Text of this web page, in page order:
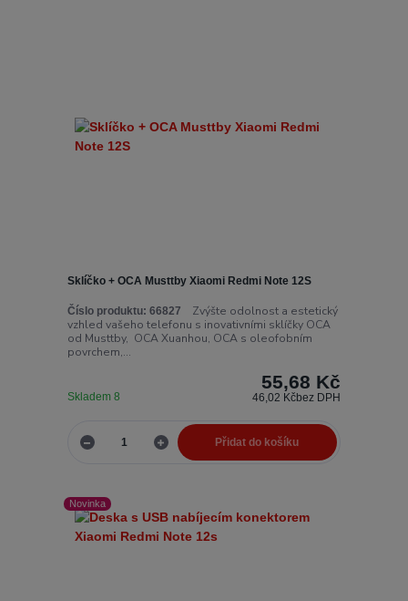
Sklíčko + OCA Musttby Xiaomi Redmi Note 12S
Číslo produktu: 66827
Zvýšte odolnost a estetický
vzhled vašeho telefonu s inovativními sklíčky OCA
od Musttby, OCA Xuanhou, OCA s oleofobním
povrchem,...
55,68 Kč
46,02 Kčbez DPH
Skladem 8
Přidat do košíku
Novinka